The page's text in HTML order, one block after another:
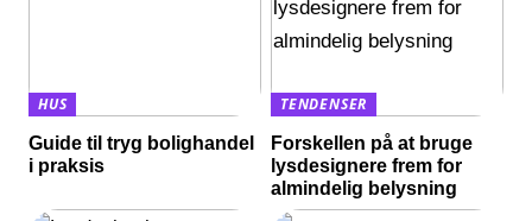
HUS
Guide til tryg bolighandel
i praksis
TENDENSER
Forskellen på at bruge
lysdesignere frem for
almindelig belysning